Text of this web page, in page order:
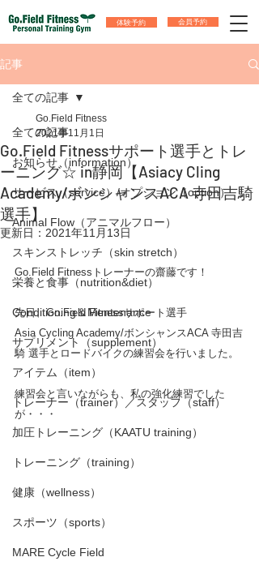
体験予約 会員予約
記事
全ての記事
お知らせ（information）
サービス（service）/オプション（option）
Animal Flow（アニマルフロー）
スキンストレッチ（skin stretch）
栄養と食事（nutrition&diet）
Conditioning＆Mentenance
サプリメント（supplement）
アイテム（item）
トレーナー（trainer）／スタッフ（staff）
加圧トレーニング（KAATU training）
トレーニング（training）
健康（wellness）
スポーツ（sports）
MARE Cycle Field
全ての記事
Go.Field Fitnessサポート選手とトレ
ーニング☆ in静岡【Asiacy Cling
Academy/ボンシャンスACA 寺田吉騎
選手】
Go.Field Fitness
2021年11月1日
更新日： 2021年11月13日
Go.Field Fitnessトレーナーの齋藤です！
先日、Go.Field Fitnessサポート選手
Asia Cycling Academy/ボンシャンスACA 寺田吉
騎 選手とロードバイクの練習会を行いました。
練習会と言いながらも、私の強化練習でした
が・・・